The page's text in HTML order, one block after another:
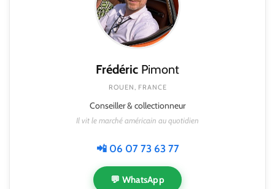
Frédéric Pimont
ROUEN, FRANCE
Conseiller & collectionneur
Il vit le marché américain au quotidien
📲 06 07 73 63 77
💬 WhatsApp